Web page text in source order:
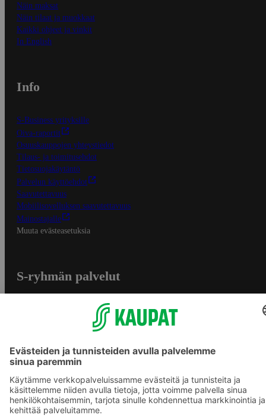
Näin maksat
Näin tilaat ja muokkaat
Kaikki ohjeet ja vinkit
In English
Info
S-Business yrityksille
Oiva-raportit
Osuuskauppojen yhteystiedot
Tilaus- ja toimitusehdot
Tietosuojakäytäntö
Palvelun käyttöehdot
Saavutettavuus
Mobiilisovelluksen saavutettavuus
Mainostajalle
Muuta evästeasetuksia
S-ryhmän palvelut
S-ostoslista -sovellus
Prisma.fi
Sokos.fi
S-Pankki
Yhteishyvä
Sokos Hotels